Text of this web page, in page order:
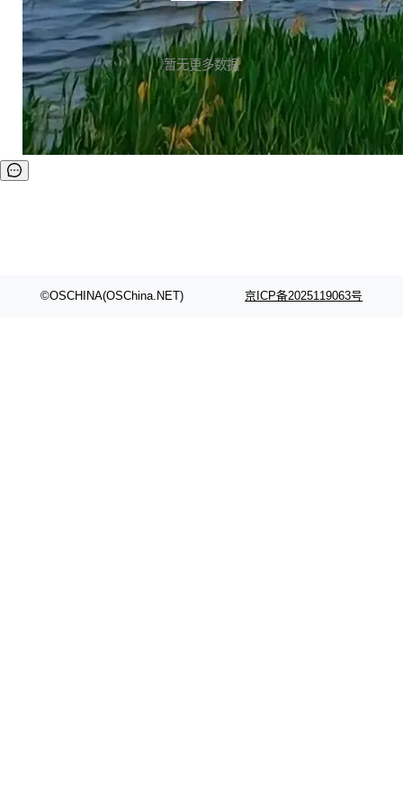
如何使用你在 Github 上的公共信息。并且这里详细说到第三
方机构如要使用个人信息必须要尊重用户的选择。新的声明也
包括了有关追踪的声明，Github 保证不会在用户离开 Github
后继续追踪用户的网络浏览内容，并且也不会允许第三方机构
追踪你在 Github 浏览的信息。 详情请点击： https://help.git
hub.com/arti...
暂无更多数据
©OSCHINA(OSChina.NET) 京ICP备2025119063号